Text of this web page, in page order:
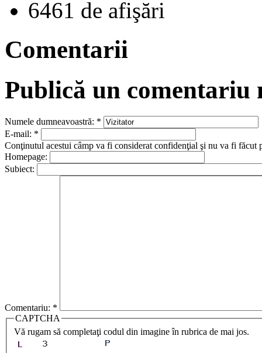
6461 de afişări
Comentarii
Publică un comentariu
Numele dumneavoastră: *
E-mail: *
Conţinutul acestui câmp va fi considerat confidenţial şi nu va fi făcut
Homepage:
Subiect:
Comentariu: *
CAPTCHA
Vă rugam să completaţi codul din imagine în rubrica de mai jos.